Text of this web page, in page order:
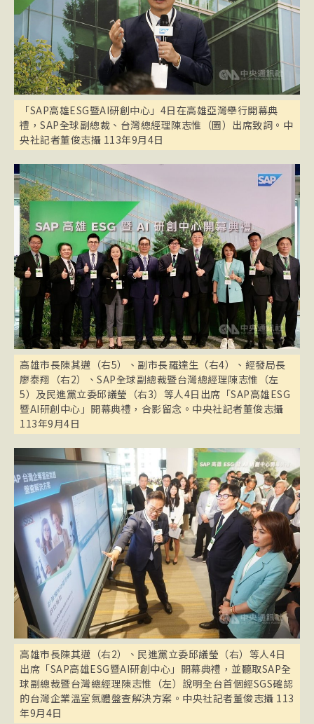
「SAP高雄ESG暨AI研創中心」4日在高雄亞灣舉行開幕典
禮，SAP全球副總裁、台灣總經理陳志惟（圖）出席致詞。中
央社記者董俊志攝 113年9月4日
高雄市長陳其邁（右5）、副市長羅達生（右4）、經發局長
廖泰翔（右2）、SAP全球副總裁暨台灣總經理陳志惟（左
5）及民進黨立委邱議瑩（右3）等人4日出席「SAP高雄ESG
暨AI研創中心」開幕典禮，合影留念。中央社記者董俊志攝
113年9月4日
高雄市長陳其邁（右2）、民進黨立委邱議瑩（右）等人4日
出席「SAP高雄ESG暨AI研創中心」開幕典禮，並聽取SAP全
球副總裁暨台灣總經理陳志惟（左）說明全台首個經SGS確認
的台灣企業溫室氣體盤查解決方案。中央社記者董俊志攝 113
年9月4日